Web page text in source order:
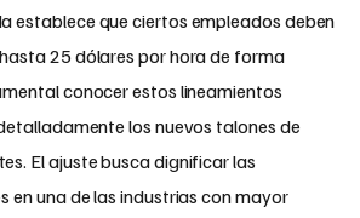
establece que ciertos empleados deben
25 dólares por hora de forma
conocer estos lineamientos
los nuevos talones de
El ajuste busca dignificar las
en una de las industrias con mayor